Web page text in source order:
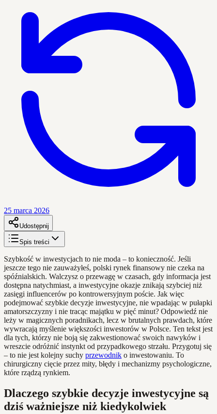
25 marca 2026
Udostępnij
Spis treści
Szybkość w inwestycjach to nie moda – to konieczność. Jeśli
jeszcze tego nie zauważyłeś, polski rynek finansowy nie czeka na
spóźnialskich. Walczysz o przewagę w czasach, gdy informacja jest
dostępna natychmiast, a inwestycyjne okazje znikają szybciej niż
zasięgi influencerów po kontrowersyjnym poście. Jak więc
podejmować szybkie decyzje inwestycyjne, nie wpadając w pułapki
amatorszczyzny i nie tracąc majątku w pięć minut? Odpowiedź nie
leży w magicznych poradnikach, lecz w brutalnych prawdach, które
wywracają myślenie większości inwestorów w Polsce. Ten tekst jest
dla tych, którzy nie boją się zakwestionować swoich nawyków i
wreszcie odróżnić instynkt od przypadkowego strzału. Przygotuj się
– to nie jest kolejny suchy przewodnik o inwestowaniu. To
chirurgiczny cięcie przez mity, błędy i mechanizmy psychologiczne,
które rządzą rynkiem.
Dlaczego szybkie decyzje inwestycyjne są
dziś ważniejsze niż kiedykolwiek